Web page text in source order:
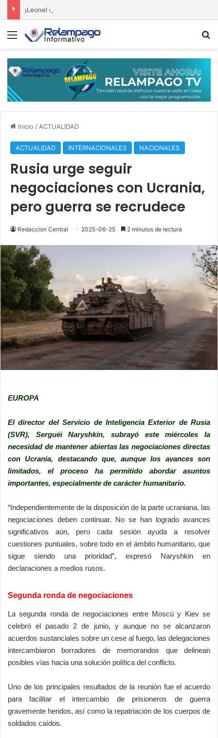
Menú
Inicio / ACTUALIDAD
ACTUALIDAD INTERNACIONALES NACIONALES
Rusia urge seguir
negociaciones con Ucrania,
pero guerra se recrudece
Redaccion Central 2025-06-25 2 minutos de lectura
EUROPA
El director del Servicio de Inteligencia Exterior de Rusia
(SVR), Serguéi Naryshkin, subrayó este miércoles la
necesidad de mantener abiertas las negociaciones directas
con Ucrania, destacando que, aunque los avances son
limitados, el proceso ha permitido abordar asuntos
importantes, especialmente de carácter humanitario.
“Independientemente de la disposición de la parte ucraniana, las
negociaciones deben continuar. No se han logrado avances
significativos aún, pero cada sesión ayuda a resolver
cuestiones puntuales, sobre todo en el ámbito humanitario, que
sigue siendo una prioridad”, expresó Naryshkin en
declaraciones a medios rusos.
Segunda ronda de negociaciones
La segunda ronda de negociaciones entre Moscú y Kiev se
celebró el pasado 2 de junio, y aunque no se alcanzaron
acuerdos sustanciales sobre un cese al fuego, las delegaciones
intercambiaron borradores de memorandos que delinean
posibles vías hacia una solución política del conflicto.
Uno de los principales resultados de la reunión fue el acuerdo
para facilitar el intercambio de prisioneros de guerra
gravemente heridos, así como la repatriación de los cuerpos de
soldados caídos.